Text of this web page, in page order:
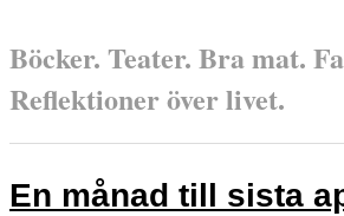
Böcker. Teater. Bra mat.
Reflektioner över livet.
En månad till sista